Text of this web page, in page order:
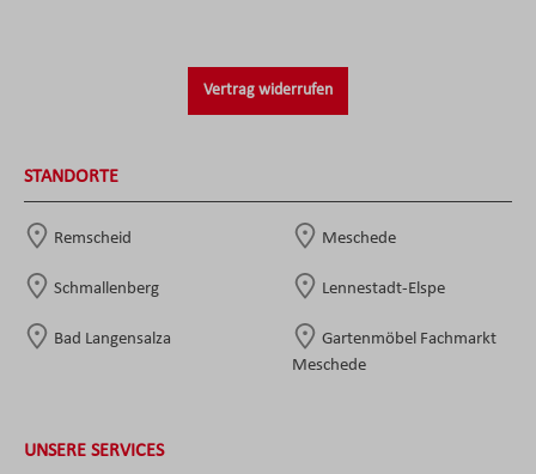
Vertrag widerrufen
STANDORTE
Remscheid Meschede
Schmallenberg Lennestadt-Elspe
Bad Langensalza
Gartenmöbel Fachmarkt
Meschede
UNSERE SERVICES